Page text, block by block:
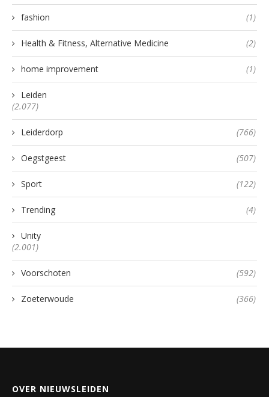
fashion (1)
Health & Fitness, Alternative Medicine (2)
home improvement (1)
Leiden
(2.077)
Leiderdorp (766)
Oegstgeest (507)
Sport (122)
Trending (4)
Unity
(2.001)
Voorschoten (592)
Zoeterwoude (366)
OVER NIEUWSLEIDEN